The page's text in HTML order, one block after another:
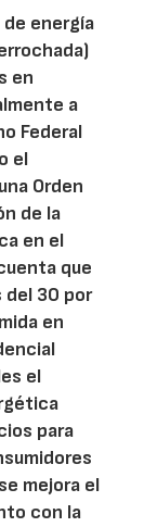
energía
en
a
Federal
el
Orden
de la
en el
que
del 30 por
en
el
para
mejora el
con la